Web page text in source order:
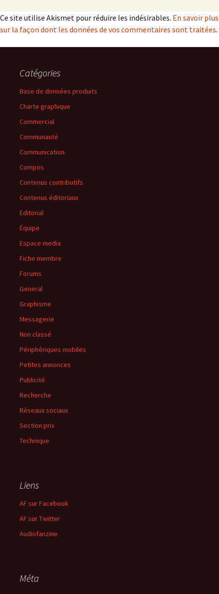
Ce site utilise Akismet pour réduire les indésirables. En savoir plus
sur la façon dont les données de vos commentaires sont traitées.
Catégories
Base de données produits
Charte graphique
Commercial
Communauté
Communication
Compos
Contenus contributifs
Contenus éditoriaux
Editorial
Équipe
Espace media
Fiche membre
Forums
General
Graphisme
Messagerie
Non classé
Périphériques mobiles
Petites annonces
Publicité
Recherche
Réseaux sociaux
Section prix
Technique
Liens
AF sur Facebook
AF sur Twitter
Audiofanzine
Méta